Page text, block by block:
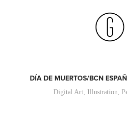
DÍA DE MUERTOS/BCN
Digital Art, Illustration,